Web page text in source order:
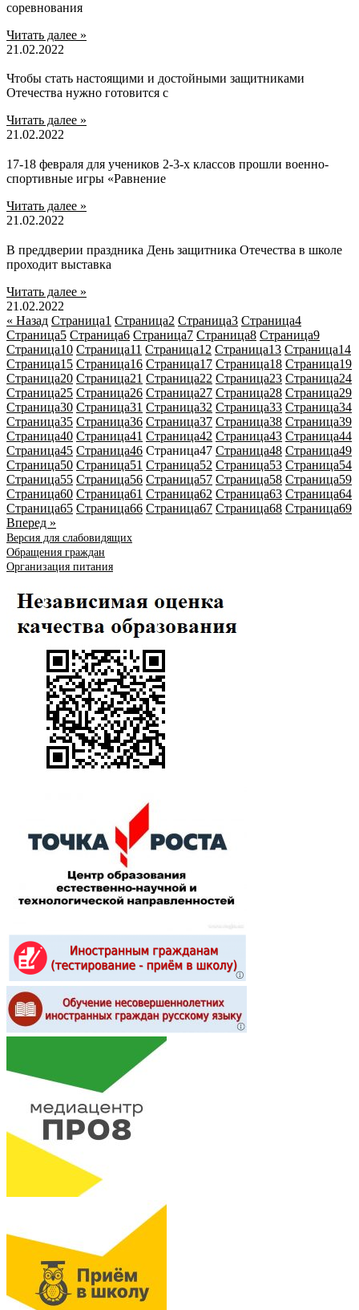
соревнования
Читать далее »
21.02.2022
Чтобы стать настоящими и достойными защитниками
Отечества нужно готовится с
Читать далее »
21.02.2022
17-18 февраля для учеников 2-3-х классов прошли военно-
спортивные игры «Равнение
Читать далее »
21.02.2022
В преддверии праздника День защитника Отечества в школе
проходит выставка
Читать далее »
21.02.2022
« Назад Страница1 Страница2 Страница3 Страница4
Страница5 Страница6 Страница7 Страница8 Страница9
Страница10 Страница11 Страница12 Страница13 Страница14
Страница15 Страница16 Страница17 Страница18 Страница19
Страница20 Страница21 Страница22 Страница23 Страница24
Страница25 Страница26 Страница27 Страница28 Страница29
Страница30 Страница31 Страница32 Страница33 Страница34
Страница35 Страница36 Страница37 Страница38 Страница39
Страница40 Страница41 Страница42 Страница43 Страница44
Страница45 Страница46 Страница47 Страница48 Страница49
Страница50 Страница51 Страница52 Страница53 Страница54
Страница55 Страница56 Страница57 Страница58 Страница59
Страница60 Страница61 Страница62 Страница63 Страница64
Страница65 Страница66 Страница67 Страница68 Страница69
Вперед »
Версия для слабовидящих
Обращения граждан
Организация питания